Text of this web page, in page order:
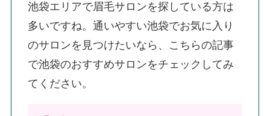
池袋エリアで眉毛サロンを探している方は
多いですね。通いやすい池袋でお気に入り
のサロンを見つけたいなら、こちらの記事
で池袋のおすすめサロンをチェックしてみ
てください。